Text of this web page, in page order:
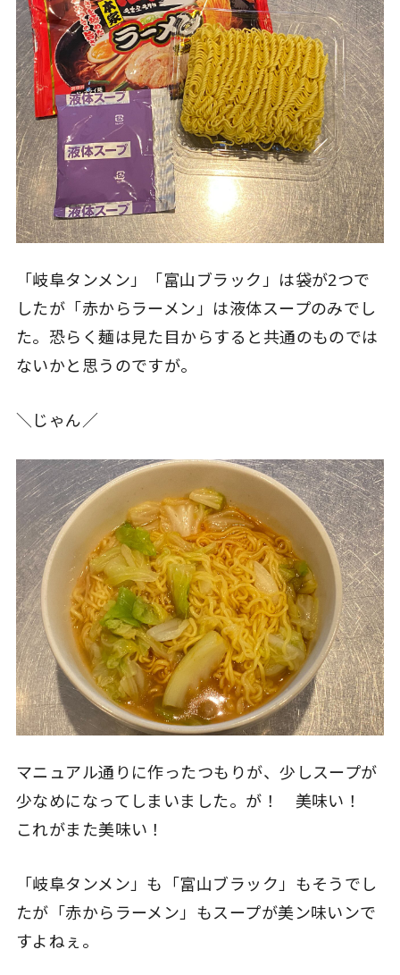
「岐阜タンメン」「富山ブラック」は袋が2つで
したが「赤からラーメン」は液体スープのみでし
た。恐らく麺は見た目からすると共通のものでは
ないかと思うのですが。
＼じゃん／
マニュアル通りに作ったつもりが、少しスープが
少なめになってしまいました。が！ 美味い！
これがまた美味い！
「岐阜タンメン」も「富山ブラック」もそうでし
たが「赤からラーメン」もスープが美ン味いンで
すよねぇ。